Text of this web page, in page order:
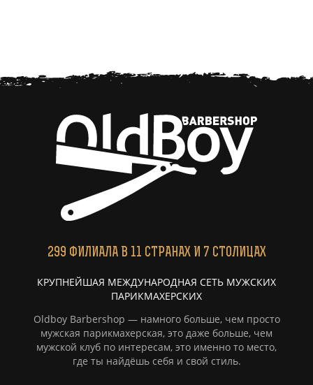
299 ФИЛИАЛАВ 11 СТРАНАХ И 7 СТОЛИЦАХ
КРУПНЕЙШАЯ МЕЖДУНАРОДНАЯ СЕТЬ МУЖСКИХ
ПАРИКМАХЕРСКИХ
Oldboy Barbershop — намного больше, чем просто
мужская парикмахерская, это даже больше, чем
мужской клуб по интересам, это именно то место,
где ты найдёшь себя и свой стиль.